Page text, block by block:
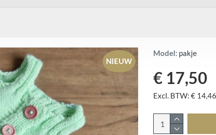
NIEUW
Model: pakje
€ 17,50
Excl. BTW: € 14,46